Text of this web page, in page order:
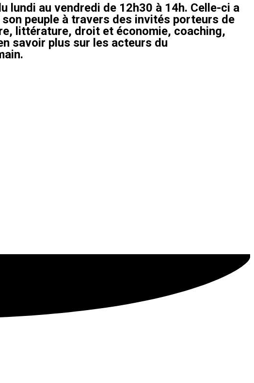
lundi au vendredi de 12h30 à 14h. Celle-ci a
peuple à travers des invités porteurs de
littérature, droit et économie, coaching,
savoir plus sur les acteurs du